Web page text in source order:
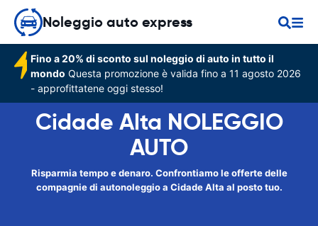
Noleggio auto express
Fino a 20% di sconto sul noleggio di auto in tutto il
mondo Questa promozione è valida fino a 11 agosto 2026
- approfittatene oggi stesso!
Cidade Alta NOLEGGIO
AUTO
Risparmia tempo e denaro. Confrontiamo le offerte delle
compagnie di autonoleggio a Cidade Alta al posto tuo.